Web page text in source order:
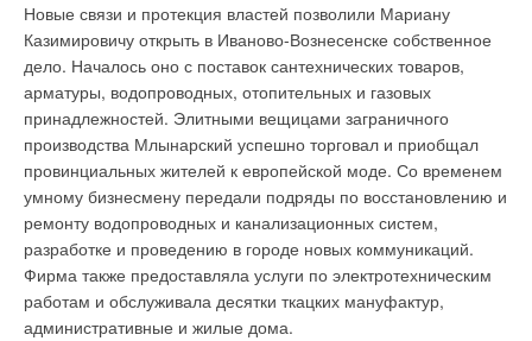
Новые связи и протекция властей позволили Мариану
Казимировичу открыть в Иваново-Вознесенске собственное
дело. Началось оно с поставок сантехнических товаров,
арматуры, водопроводных, отопительных и газовых
принадлежностей. Элитными вещицами заграничного
производства Млынарский успешно торговал и приобщал
провинциальных жителей к европейской моде. Со временем
умному бизнесмену передали подряды по восстановлению и
ремонту водопроводных и канализационных систем,
разработке и проведению в городе новых коммуникаций.
Фирма также предоставляла услуги по электротехническим
работам и обслуживала десятки ткацких мануфактур,
административные и жилые дома.